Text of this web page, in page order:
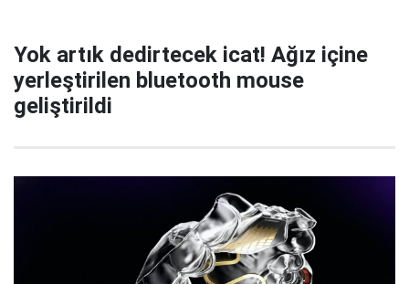
Yok artık dedirtecek icat! Ağız içine
yerleştirilen bluetooth mouse
geliştirildi